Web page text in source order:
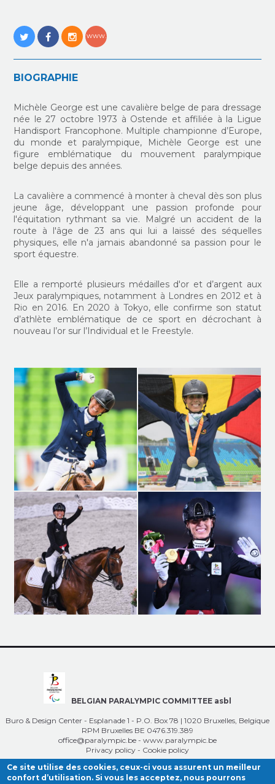
BIOGRAPHIE
Michèle George est une cavalière belge de para dressage
née le 27 octobre 1973 à Ostende et affiliée à la Ligue
Handisport Francophone. Multiple championne d’Europe,
du monde et paralympique, Michèle George est une
figure emblématique du mouvement paralympique
belge depuis des années.
La cavalière a commencé à monter à cheval dès son plus
jeune âge, développant une passion profonde pour
l'équitation rythmant sa vie. Malgré un accident de la
route à l'âge de 23 ans qui lui a laissé des séquelles
physiques, elle n'a jamais abandonné sa passion pour le
sport équestre.
Elle a remporté plusieurs médailles d'or et d’argent aux
Jeux paralympiques, notamment à Londres en 2012 et à
Rio en 2016. En 2020 à Tokyo, elle confirme son statut
d’athlète emblématique de ce sport en décrochant à
nouveau l’or sur l’Individual et le Freestyle.
BELGIAN PARALYMPIC COMMITTEE asbl
Buro & Design Center - Esplanade 1 - P.O. Box 78 | 1020 Bruxelles, Belgique
RPM Bruxelles BE 0476.319.389
office@paralympic.be - www.paralympic.be
Privacy policy - Cookie policy
Ce site utilise des cookies, ceux-ci vous assurent un meilleur
confort d’utilisation. Si vous les acceptez, nous pourrons